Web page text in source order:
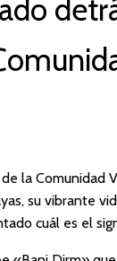
la Comunidad
su vibrante
cuál es el